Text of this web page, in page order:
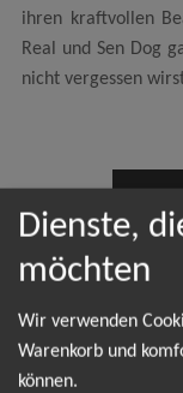
ihren kraftvollen
Real und Sen Dog
nicht vergessen
Termine. Wir
direkt, sobald
Dienste,
möchten
Wir verwenden
Warenkorb und
können.